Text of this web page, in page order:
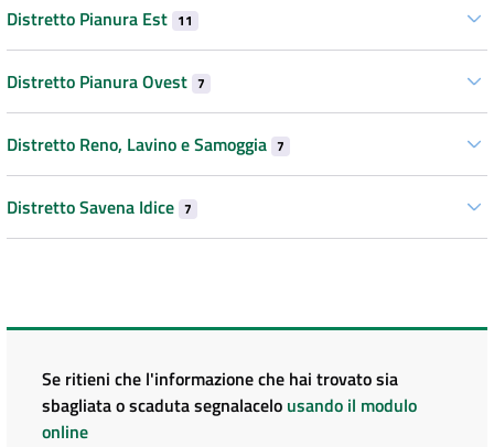
Distretto Pianura Est 11
Distretto Pianura Ovest 7
Distretto Reno, Lavino e Samoggia 7
Distretto Savena Idice 7
Se ritieni che l'informazione che hai trovato sia
sbagliata o scaduta segnalacelo usando il modulo
online